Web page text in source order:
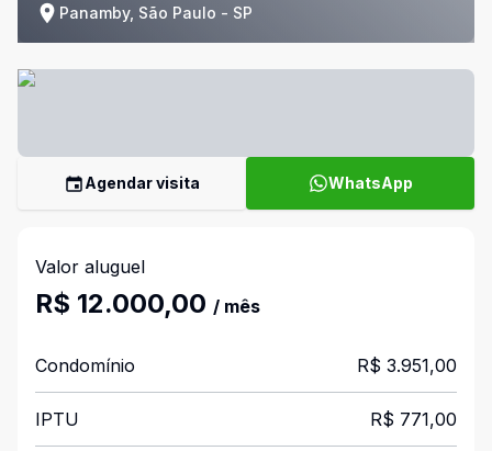
Panamby, São Paulo - SP
Agendar visita WhatsApp
Valor aluguel
R$ 12.000,00 / mês
Condomínio R$ 3.951,00
IPTU R$ 771,00